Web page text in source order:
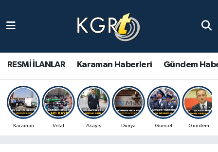
RESMİ İLANLAR Karaman Haberleri Gündem
Karaman Vefat Asayiş Dünya Güncel Gündem
Gündem Haberleri
Güncel Haberler
Spor Haberleri